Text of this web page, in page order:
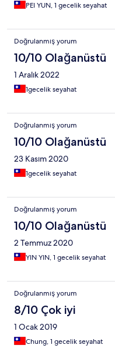
PEI YUN, 1 gecelik seyahat
Doğrulanmış yorum
10/10 Olağanüstü
1 Aralık 2022
1gecelik seyahat
Doğrulanmış yorum
10/10 Olağanüstü
23 Kasım 2020
1gecelik seyahat
Doğrulanmış yorum
10/10 Olağanüstü
2 Temmuz 2020
YIN YIN, 1 gecelik seyahat
Doğrulanmış yorum
8/10 Çok iyi
1 Ocak 2019
Chung, 1 gecelik seyahat